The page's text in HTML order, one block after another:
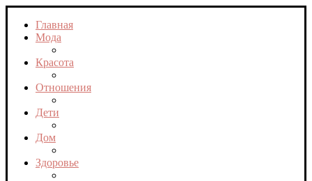
Главная
Мода
Красота
Отношения
Дети
Дом
Здоровье